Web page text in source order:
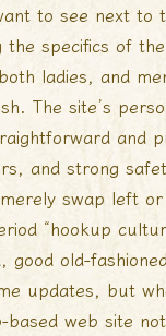
to see next to
the specifics of
ladies, and
The site’s
and
and strong
swap left
“hookup
good old-
updates, but
based web site